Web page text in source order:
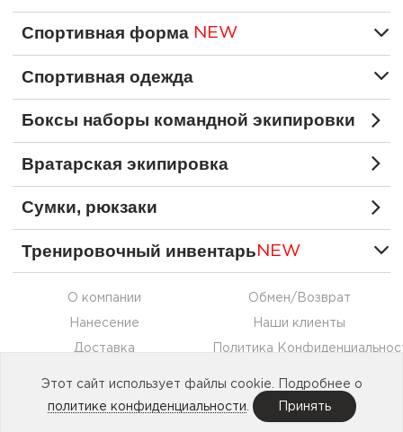
Спортивная форма NEW
Спортивная одежда
Боксы наборы командной экипировки
Вратарская экипировка
Сумки, рюкзаки
Тренировочный инвентарь NEW
О компании
Нанесение
Доставка
Сотрудничество
Обмен/Возврат
Наши клиенты
Политика
Этот сайт использует файлы cookie. Подробнее о
политике конфиденциальности Принять